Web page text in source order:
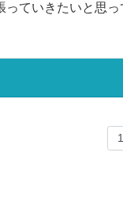
ていきたいと思っ